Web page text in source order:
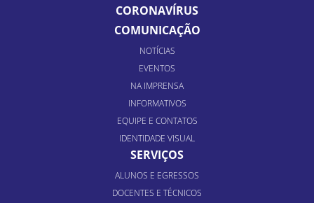
CORONAVÍRUS
COMUNICAÇÃO
NOTÍCIAS
EVENTOS
NA IMPRENSA
INFORMATIVOS
EQUIPE E CONTATOS
IDENTIDADE VISUAL
SERVIÇOS
ALUNOS E EGRESSOS
DOCENTES E TÉCNICOS